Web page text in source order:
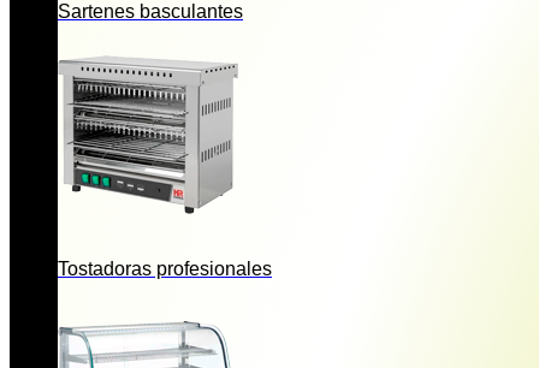
Sartenes basculantes
Tostadoras profesionales